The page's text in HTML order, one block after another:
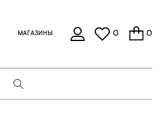
МАГАЗИНЫ 0 0